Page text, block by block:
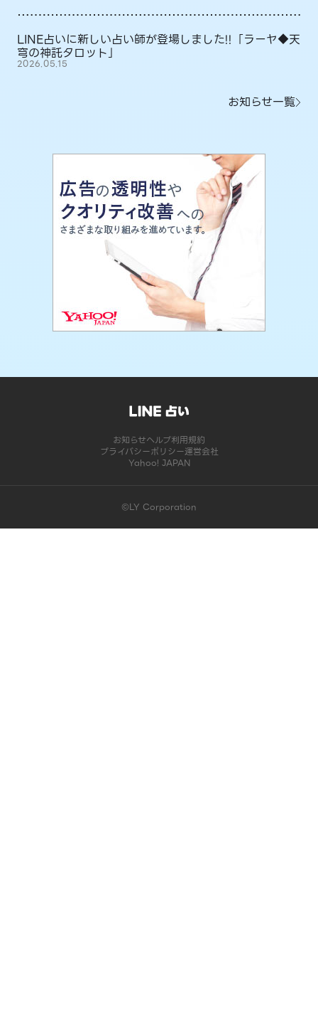
LINE占いに新しい占い師が登場しました!!「ラーヤ◆天
穹の神託タロット」
2026.05.15
お知らせ一覧
お知らせヘルプ利用規約
プライバシーポリシー運営会社
Yahoo! JAPAN
©LY Corporation
このコンテンツは掲載が終了しました | LINE占い